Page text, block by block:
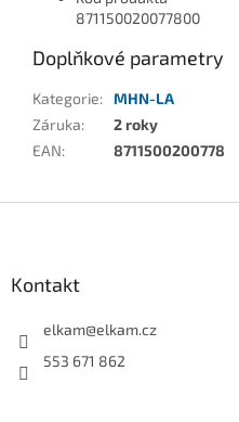
871150020077800
Doplňkové parametry
Kategorie: MHN-LA
Záruka:
2 roky
EAN: 8711500200778
Kontakt
elkam@elkam.cz
553 671 862